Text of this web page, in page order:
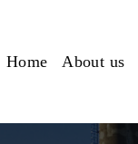
Home About us